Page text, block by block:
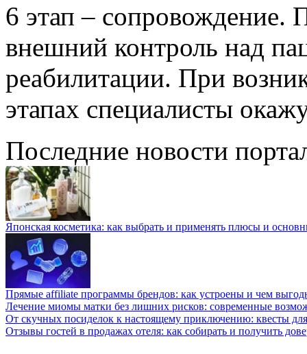
6 этап – сопровождение.
внешний контроль над
реабилитации. При
этапах специалисты
Последние новости
Японская косметика: как выбрать и применять плюсы и
Прямые affiliate программы брендов: как устроены и чем
Лечение миомы матки без лишних рисков: современные
От скучных посиделок к настоящему приключению: квесты
Отзывы гостей в продажах отеля: как собирать и получить